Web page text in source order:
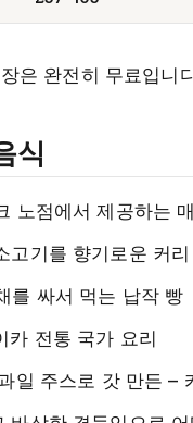
은 완전히 무료입니
식
노점에서 제공하는
고기를 향기로운 커
를 싸서 먹는 납작 빵
카 전통 국가 요리
일 주스로 갓 만든 –